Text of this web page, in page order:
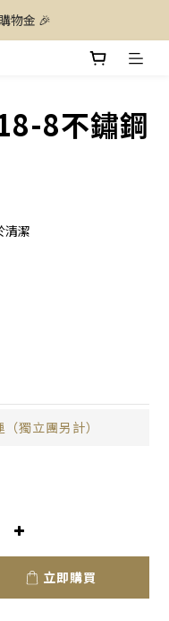
物金 🎉
8不鏽鋼
清潔
獨立團另計）
立即購買